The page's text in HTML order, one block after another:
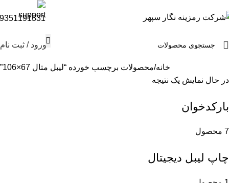
ورود / ثبت نام
خانه محصولات برچسب خورده “لیبل متال 67×106”
در حال نمایش یک نتیجه
بارکدخوان
7 محصول
چاپ لیبل دیجیتال